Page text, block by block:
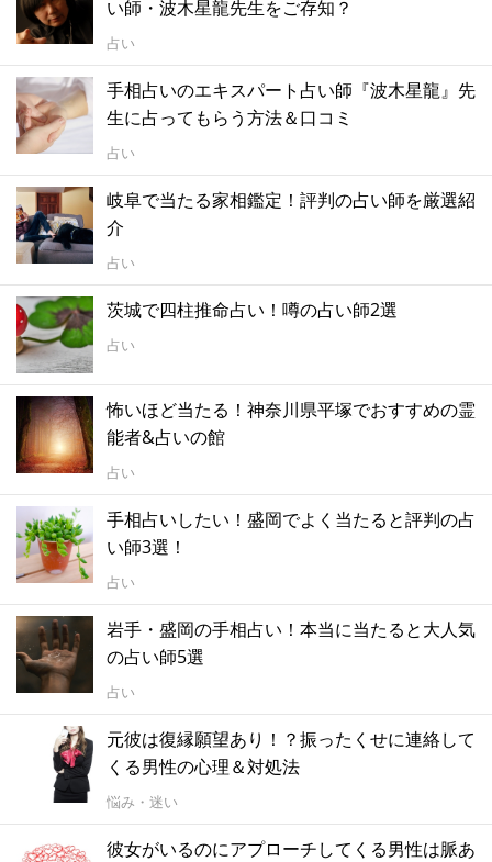
い師・波木星龍先生をご存知？
占い
手相占いのエキスパート占い師『波木星龍』先
生に占ってもらう方法＆口コミ
占い
岐阜で当たる家相鑑定！評判の占い師を厳選紹
介
占い
茨城で四柱推命占い！噂の占い師2選
占い
怖いほど当たる！神奈川県平塚でおすすめの霊
能者&占いの館
占い
手相占いしたい！盛岡でよく当たると評判の占
い師3選！
占い
岩手・盛岡の手相占い！本当に当たると大人気
の占い師5選
占い
元彼は復縁願望あり！？振ったくせに連絡して
くる男性の心理＆対処法
悩み・迷い
彼女がいるのにアプローチしてくる男性は脈あ